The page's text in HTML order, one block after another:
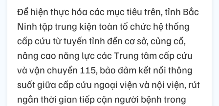
Để hiện thực hóa các mục tiêu trên, tỉnh Bắc
Ninh tập trung kiện toàn tổ chức hệ thống
cấp cứu từ tuyến tỉnh đến cơ sở, củng cố,
nâng cao năng lực các Trung tâm cấp cứu
và vận chuyển 115, bảo đảm kết nối thông
suốt giữa cấp cứu ngoại viện và nội viện, rút
ngắn thời gian tiếp cận người bệnh trong